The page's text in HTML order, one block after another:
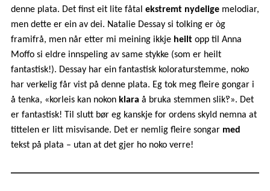
denne plata. Det finst eit lite fåtal ekstremt nydeligemelodiar,
men dette er ein av dei. Natalie Dessay si tolking er òg
framifrå, men når etter mi meining ikkje heiltopp til Anna
Moffo si eldre innspeling av same stykke (som er heilt
fantastisk!). Dessay har ein fantastisk koloraturstemme, noko
har verkelig får vist på denne plata. Eg tok meg fleire gongar i
å tenka, «korleis kan nokon klara å bruka stemmen slik‽». Det
er fantastisk! Til slutt bør eg kanskje for ordens skyld nemna at
tittelen er litt misvisande. Det er nemlig fleire songar med
tekst på plata – utan at det gjer ho noko verre!